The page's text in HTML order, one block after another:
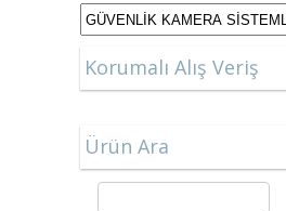
Korumalı Alış Veriş
Ürün Ara